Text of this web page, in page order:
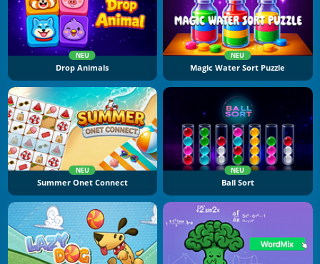
NEU
Drop Animals
NEU
Magic Water Sort Puzzle
NEU
Summer Onet Connect
NEU
Ball Sort